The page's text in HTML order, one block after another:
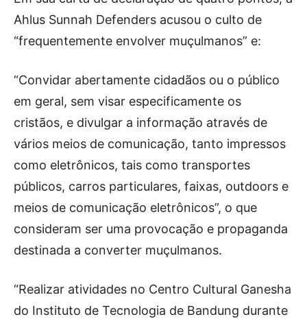
Ahlus Sunnah Defenders acusou o culto de
“frequentemente envolver muçulmanos” e:
“Convidar abertamente cidadãos ou o público
em geral, sem visar especificamente os
cristãos, e divulgar a informação através de
vários meios de comunicação, tanto impressos
como eletrônicos, tais como transportes
públicos, carros particulares, faixas, outdoors e
meios de comunicação eletrônicos”, o que
consideram ser uma provocação e propaganda
destinada a converter muçulmanos.
“Realizar atividades no Centro Cultural Ganesha
do Instituto de Tecnologia de Bandung durante